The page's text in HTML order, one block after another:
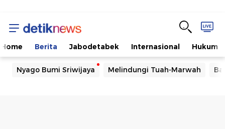
Home Berita Jabodetabek Internasional Hukum
Nyago Bumi Sriwijaya Melindungi Tuah-Marwah